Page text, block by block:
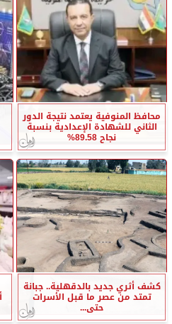
محافظ المنوفية يعتمد نتيجة الدور
الثاني للشهادة الإعدادية بنسبة
نجاح 89.58%
كشف أثري جديد بالدقهلية.. جبانة
تمتد من عصر ما قبل الأسرات
حتى...